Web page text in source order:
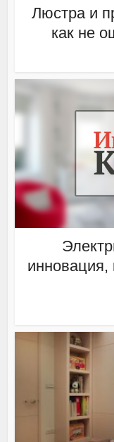
Люстра и
как не
инновация,